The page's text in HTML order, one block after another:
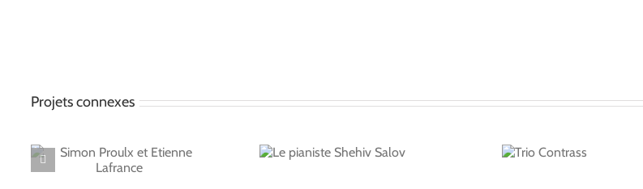
Projets connexes
Le pianiste
Shehiv Salov
Photo de presse – La